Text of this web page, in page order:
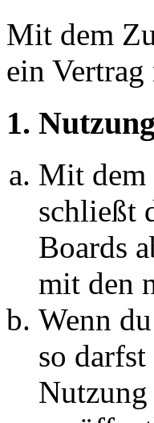
Mit dem
ein
1.
Mit dem
schließt
Boards
mit den
Wenn
so
Nutzung